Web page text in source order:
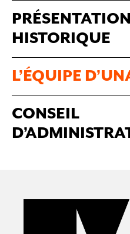
HISTORIQUE
L’ÉQUIPE
CONSEIL